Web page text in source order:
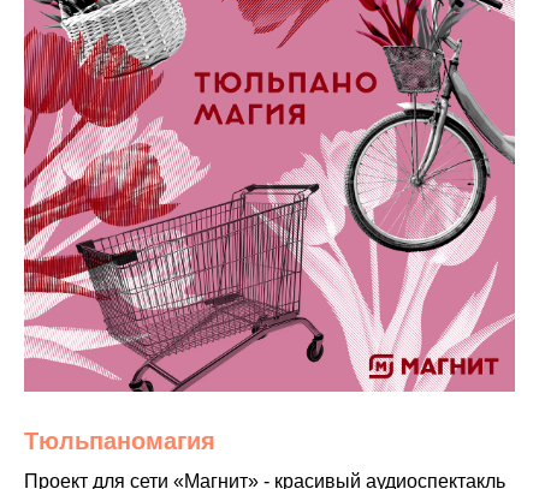
Тюльпаномагия
Проект для сети «Магнит» - красивый аудиоспектакль